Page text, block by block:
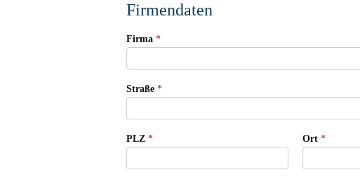
Firmendaten
Firma *
Straße *
PLZ * Ort *